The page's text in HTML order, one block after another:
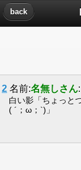
back
2 名前:名無しさん
白い影「ちょっと
( ´；ω；`)」